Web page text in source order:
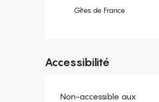
Gîtes de France
Accessibilité
Non-accessible aux